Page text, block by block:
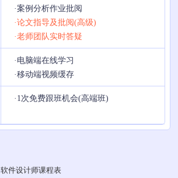
·案例分析作业批阅
·论文指导及批阅(高级)
·老师团队实时答疑
·电脑端在线学习
·移动端视频缓存
·1次免费跟班机会(高端班)
软件设计师课程表